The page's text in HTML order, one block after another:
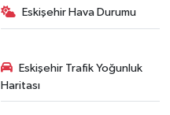
Eskişehir Hava Durumu
Eskişehir Trafik Yoğunluk
Haritası